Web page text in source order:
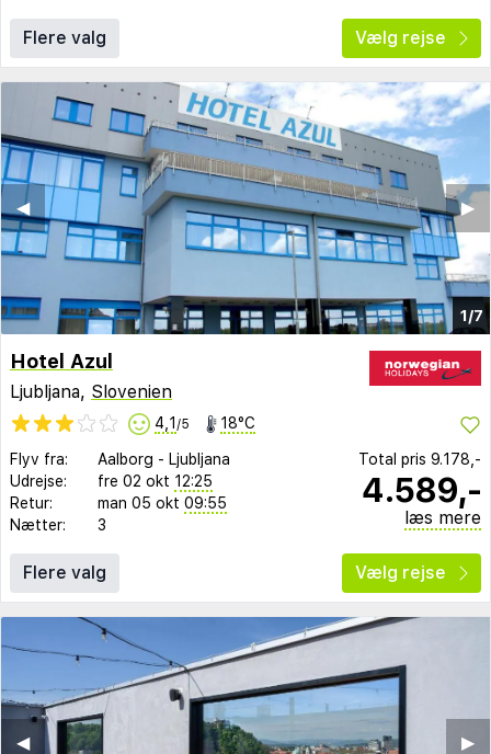
Flere valg Vælg rejse
1/7
▶︎
◀︎
Hotel Azul
Ljubljana, Slovenien
4,1 /5 18°C
Flyv fra: Aalborg - Ljubljana
Udrejse:
fre 02 okt 12:25
Retur:
man 05 okt 09:55
Nætter:
3
Total pris 9.178,-
4.589,-
læs mere
Flere valg Vælg rejse
▶︎
◀︎